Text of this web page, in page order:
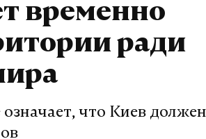
временно
ради
что Киев